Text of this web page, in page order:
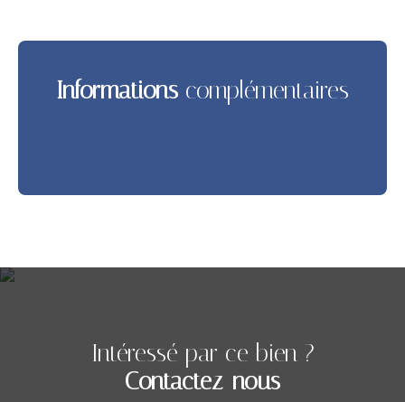
Informations complémentaires
Intéressé par ce bien ?
Contactez-nous